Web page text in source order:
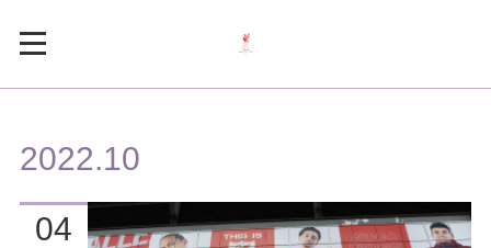
2022.10
04